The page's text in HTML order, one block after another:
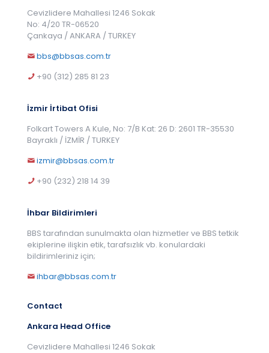
Cevizlidere Mahallesi 1246 Sokak
No: 4/20 TR-06520
Çankaya / ANKARA / TURKEY
bbs@bbsas.com.tr
+90 (312) 285 81 23
İzmir İrtibat Ofisi
Folkart Towers A Kule, No: 7/B Kat: 26 D: 2601 TR-35530
Bayraklı / İZMİR / TURKEY
izmir@bbsas.com.tr
+90 (232) 218 14 39
İhbar Bildirimleri
BBS tarafından sunulmakta olan hizmetler ve BBS tetkik
ekiplerine ilişkin etik, tarafsızlık vb. konulardaki
bildirimleriniz için;
ihbar@bbsas.com.tr
Contact
Ankara Head Office
Cevizlidere Mahallesi 1246 Sokak